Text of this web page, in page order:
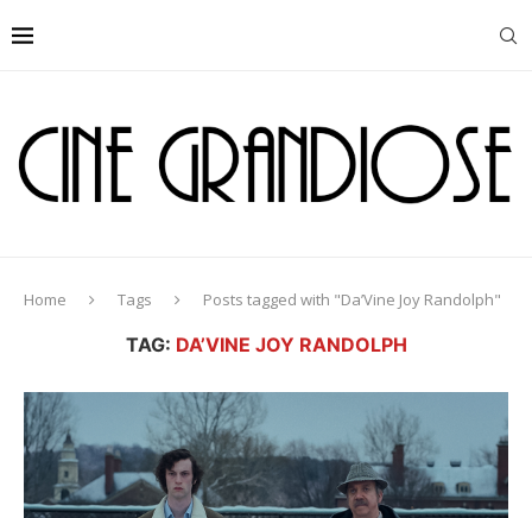
Home Tags Posts tagged with "Da’Vine Joy Randolph"
TAG: DA’VINE JOY RANDOLPH